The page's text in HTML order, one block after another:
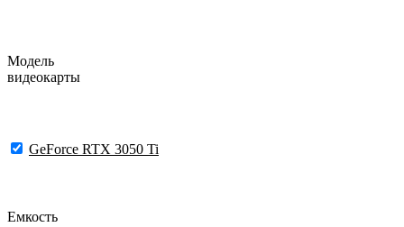
Модель
видеокарты
GeForce RTX 3050 Ti
Емкость